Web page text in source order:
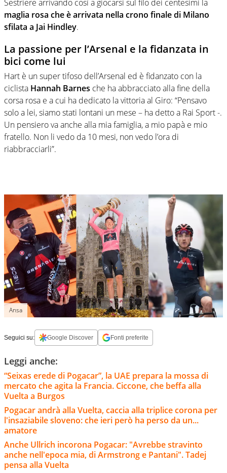
Sestriere arrivando così a giocarsi sul filo dei centesimi la
maglia rosa che è arrivata nella crono finale di Milano
sfilata a Jai Hindley.
La passione per l’Arsenal e la fidanzata in
bici come lui
Hart è un super tifoso dell’Arsenal ed è fidanzato con la
ciclista Hannah Barnes che ha abbracciato alla fine della
corsa rosa e a cui ha dedicato la vittoria al Giro: “Pensavo
solo a lei, siamo stati lontani un mese – ha detto a Rai Sport -.
Un pensiero va anche alla mia famiglia, a mio papà e mio
fratello. Non li vedo da 10 mesi, non vedo l’ora di
riabbracciarli”.
Ansa
Seguici su: Google Discover Fonti preferite
Leggi anche:
“Seixas erede di Pogacar”, la UAE prepara la mossa di
mercato che agita la Francia. Ciccone, che beffa alla
Vuelta a Burgos
Pogacar andrà alla Vuelta, caccia alla triplice corona per
l'insaziabile sloveno: che ieri però ha perso da un...
amatore
Anche Ullrich incorona Pogacar: "Avrebbe stravinto
anche nell'epoca mia, di Armstrong e Pantani". Tadej
pensa alla Vuelta